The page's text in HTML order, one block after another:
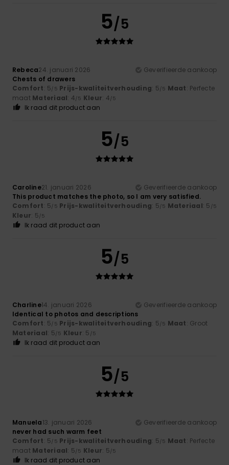
5/5
Rebeca24. januari 2026
Geverifieerde aankoop
Chests of drawers
Comfort: 5/5 Prijs-kwaliteitverhouding: 5/5 Maat: Perfecte
maat Materiaal: 4/5 Kleur: 4/5
Ik raad dit product aan
5/5
Caroline21. januari 2026
Geverifieerde aankoop
This product matches the photo, so I am very satisfied.
Comfort: 5/5 Prijs-kwaliteitverhouding: 5/5 Materiaal: 5 /5
Kleur: 5/5
Ik raad dit product aan
5/5
Charline14. januari 2026
Geverifieerde aankoop
Identical to photos and descriptions
Comfort: 5/5 Prijs-kwaliteitverhouding: 5/5 Maat: Groot
Materiaal: 5/5 Kleur: 5 /5
Ik raad dit product aan
5/5
Manuela13. januari 2026
Geverifieerde aankoop
never had such warm feet
Comfort: 5/5 Prijs-kwaliteitverhouding: 5/5 Maat: Perfecte
maat Materiaal: 5/5 Kleur: 5/5
Ik raad dit product aan